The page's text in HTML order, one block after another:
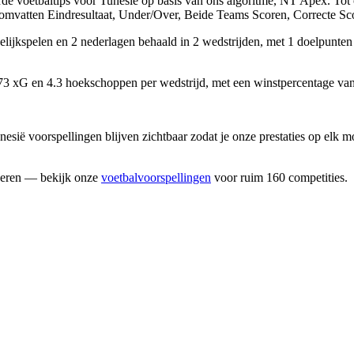
Eindresultaat, Under/Over, Beide Teams Scoren, Correcte
en 2 nederlagen behaald in 2 wedstrijden, met 1 doelpunten
xG en 4.3 hoekschoppen per wedstrijd, met een winstpercentage
voorspellingen blijven zichtbaar zodat je onze prestaties op elk
— bekijk onze voetbalvoorspellingen voor ruim 160 competities.